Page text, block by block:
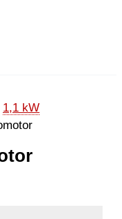
1,1 kW